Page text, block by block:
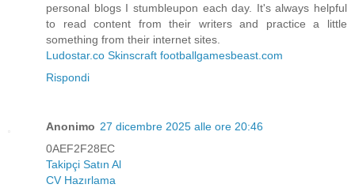
personal blogs I stumbleupon each day. It's always helpful
to read content from their writers and practice a little
something from their internet sites.
Ludostar.co Skinscraft footballgamesbeast.com
Rispondi
Anonimo 27 dicembre 2025 alle ore 20:46
0AEF2F28EC
Takipçi Satın Al
CV Hazırlama